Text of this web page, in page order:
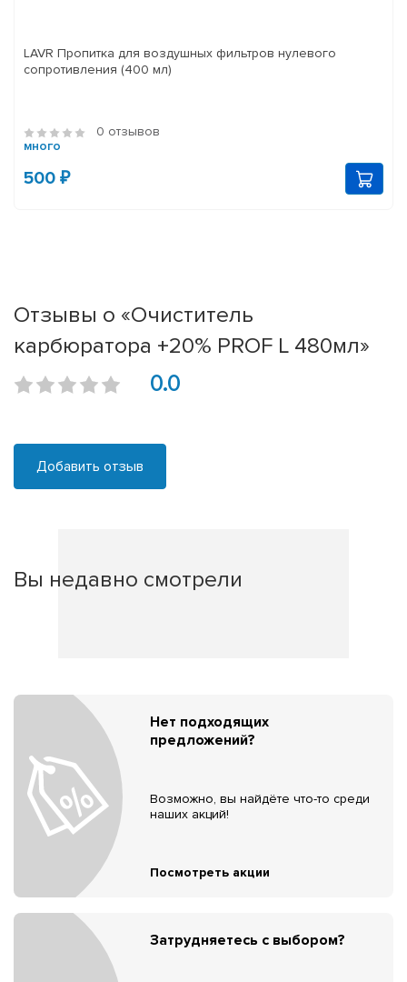
LAVR Пропитка для воздушных фильтров нулевого
сопротивления (400 мл)
0 отзывов
много
500 ₽
Отзывы о «Очиститель
карбюратора +20% PROF L 480мл»
0.0
Добавить отзыв
Вы недавно смотрели
Нет подходящих
предложений?
Возможно, вы найдёте что-то среди
наших акций!
Посмотреть акции
Затрудняетесь с выбором?